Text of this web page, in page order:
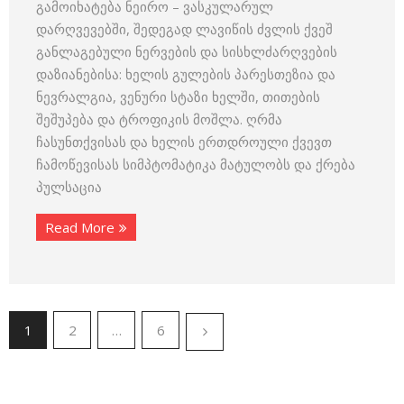
გამოიხატება ნეირო – ვასკულარულ
დარღვევებში, შედეგად ლავიწის ძვლის ქვეშ
განლაგებული ნერვების და სისხლძარღვების
დაზიანებისა: ხელის გულების პარესთეზია და
ნევრალგია, ვენური სტაზი ხელში, თითების
შეშუპება და ტროფიკის მოშლა. ღრმა
ჩასუნთქვისას და ხელის ერთდროული ქვევთ
ჩამოწევისას სიმპტომატიკა მატულობს და ქრება
პულსაცია
Read More
1 2 … 6